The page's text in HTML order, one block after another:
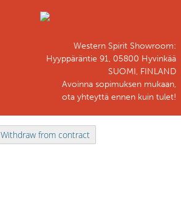
Western Spirit Showroom:
Hyyppäräntie 91, 05800 Hyvinkää
SUOMI, FINLAND
Avoinna sopimuksen mukaan,
ota yhteyttä ennen kuin tulet!
Withdraw from contract